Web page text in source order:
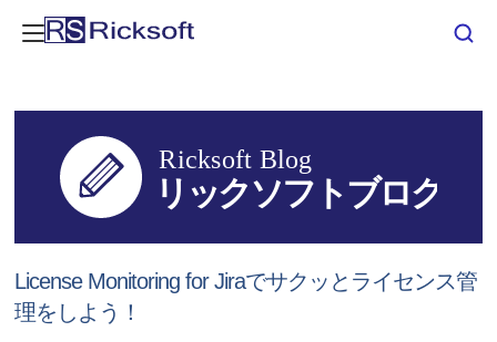
License Monitoring for Jiraでサクッとライセンス管
理をしよう！